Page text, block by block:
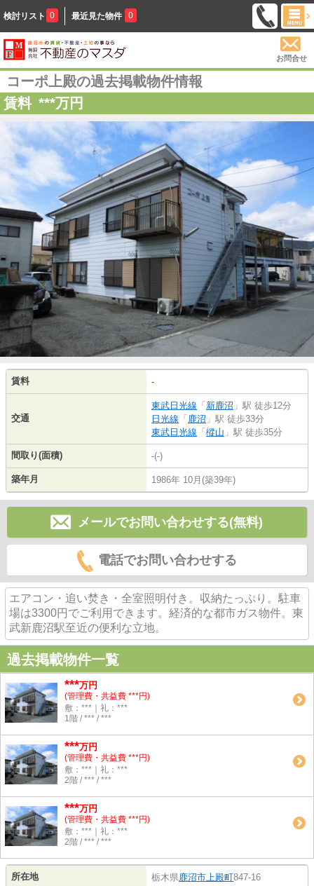
検討リスト 0 最近見た物件 0
お問合せ
コーポ上殿の過去掲載物件情報
賃料 ***万円
賃料 -
交通
東武日光線 「 新鹿沼 」駅 徒歩12分
日光線 「 鹿沼 」駅 徒歩33分
東武日光線 「 樅山 」駅 徒歩35分
間取り(面積) -(-)
築年月 1986年 10月(築39年)
メールでお問い合わせする(無料)
電話でお問い合わせする
エアコン・追い焚き・全室照明付き。収納たっぷり。駐車
場は3300円でご利用できます。経済的な都市ガス物件。東
武新鹿沼駅至近の便利な立地。
過去掲載物件一覧
***万円
(管理費・共益費 ***円)
敷：***｜礼：***
1階 / *** / ***
***万円
(管理費・共益費 ***円)
敷：***｜礼：***
2階 / *** / ***
***万円
(管理費・共益費 ***円)
敷：***｜礼：***
2階 / *** / ***
所在地 栃木県鹿沼市上殿町847-16